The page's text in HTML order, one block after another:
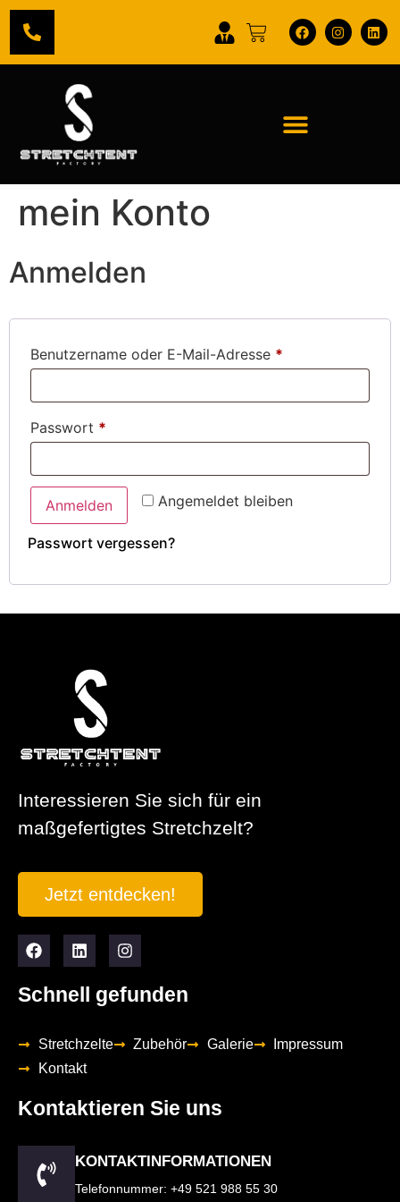
mein Konto
Anmelden
Benutzername oder E-Mail-Adresse *
Passwort *
Angemeldet bleiben
Anmelden
Passwort vergessen?
Interessieren Sie sich für ein
maßgefertigtes Stretchzelt?
Jetzt entdecken!
Schnell gefunden
Stretchzelte Zubehör Galerie
Impressum
Kontakt
Kontaktieren Sie uns
KONTAKTINFORMATIONEN
Telefonnummer: +49 521 988 55 30